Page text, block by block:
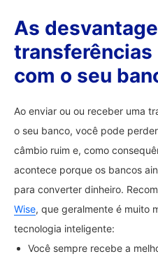
As
com o seu
Ao enviar ou ou receber uma
o seu banco, você pode
câmbio ruim e, como
acontece porque os bancos
para converter dinheiro.
Wise, que geralmente é muito
tecnologia inteligente:
Você sempre recebe a